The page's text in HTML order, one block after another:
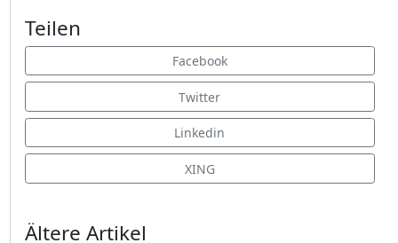
Teilen
Facebook
Twitter
Linkedin
XING
Ältere Artikel